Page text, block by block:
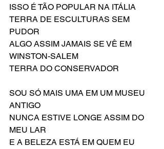
ISSO É TÃO POPULAR NA ITÁLIA
TERRA DE ESCULTURAS SEM
PUDOR
ALGO ASSIM JAMAIS SE VÊ EM
WINSTON-SALEM
TERRA DO CONSERVADOR
SOU SÓ MAIS UMA EM UM MUSEU
ANTIGO
NUNCA ESTIVE LONGE ASSIM DO
MEU LAR
E A BELEZA ESTÁ EM QUEM EU